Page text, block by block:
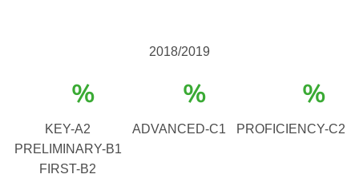
2018/2019
%
KEY-A2
PRELIMINARY-B1
FIRST-B2
%
ADVANCED-C1
%
PROFICIENCY-C2